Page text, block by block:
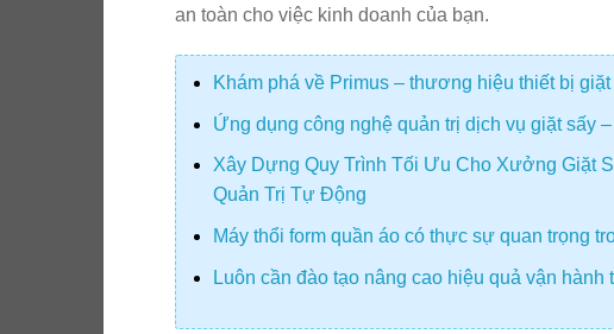
an toàn cho việc kinh doanh của bạn.
Khám phá về Primus – thương hiệu thiết bị
Ứng dụng công nghệ quản trị dịch vụ giặt sấy
Xây Dựng Quy Trình Tối Ưu Cho Xưởng Giặt
Quản Trị Tự Động
Máy thổi form quần áo có thực sự quan trọng
Luôn cần đào tạo nâng cao hiệu quả vận